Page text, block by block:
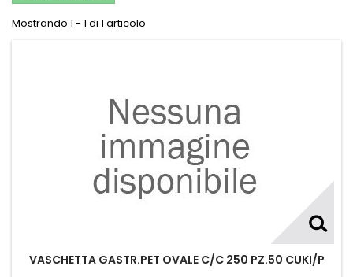
Mostrando 1 - 1 di 1 articolo
VASCHETTA GASTR.PET OVALE C/C 250 PZ.50 CUKI/P